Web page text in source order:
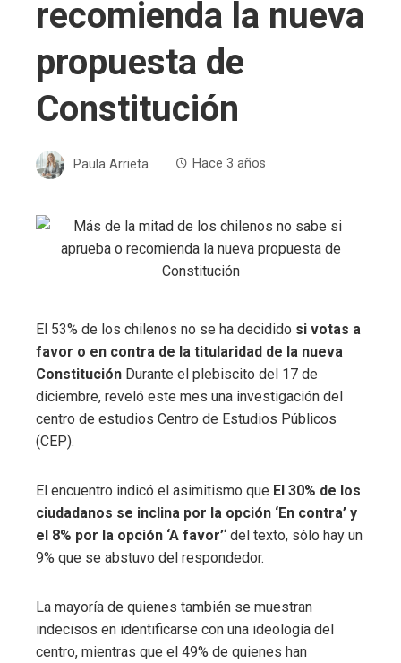
recomienda la nueva
propuesta de
Constitución
Paula Arrieta Hace 3 años
El 53% de los chilenos no se ha decidido si votas a
favor o en contra de la titularidad de la nueva
Constitución Durante el plebiscito del 17 de
diciembre, reveló este mes una investigación del
centro de estudios Centro de Estudios Públicos
(CEP).
El encuentro indicó el asimitismo que El 30% de los
ciudadanos se inclina por la opción ‘En contra’ y
el 8% por la opción ‘A favor’‘ del texto, sólo hay un
9% que se abstuvo del respondedor.
La mayoría de quienes también se muestran
indecisos en identificarse con una ideología del
centro, mientras que el 49% de quienes han